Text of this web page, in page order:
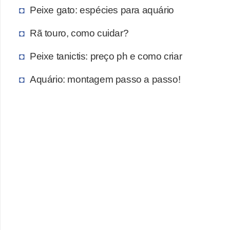
Peixe gato: espécies para aquário
Rã touro, como cuidar?
Peixe tanictis: preço ph e como criar
Aquário: montagem passo a passo!